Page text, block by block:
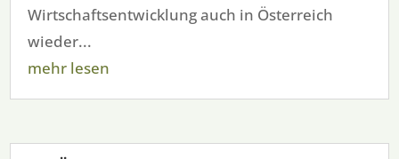
Wirtschaftsentwicklung auch in Österreich
wieder...
mehr lesen